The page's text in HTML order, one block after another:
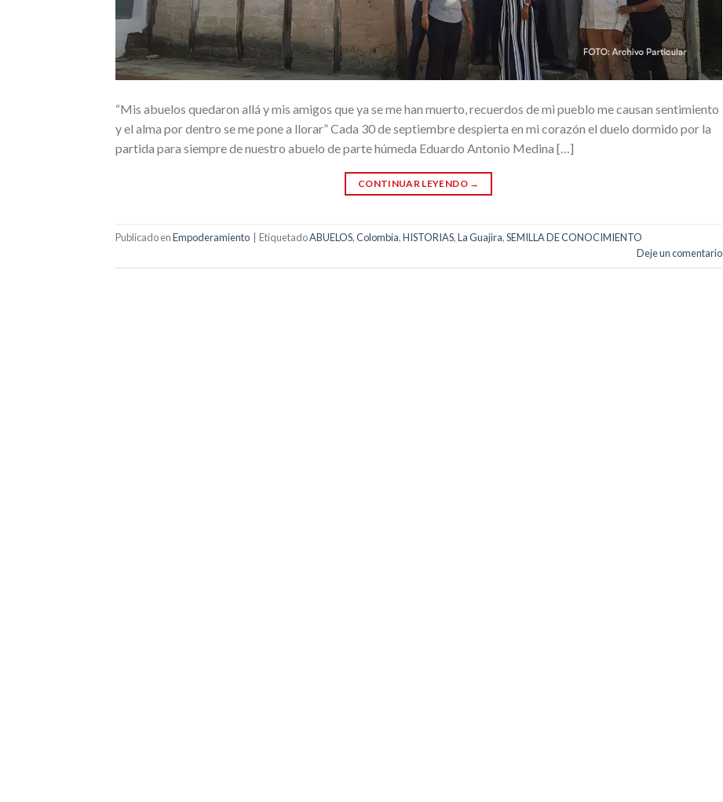
“Mis abuelos quedaron allá y mis amigos que ya se me han muerto, recuerdos de mi pueblo me causan sentimiento
y el alma por dentro se me pone a llorar” Cada 30 de septiembre despierta en mi corazón el duelo dormido por la
partida para siempre de nuestro abuelo de parte húmeda Eduardo Antonio Medina […]
CONTINUAR LEYENDO →
Publicado enEmpoderamiento EtiquetadoABUELOS,Colombia,HISTORIAS,La Guajira,SEMILLA DE CONOCIMIENTO
Deje un comentario